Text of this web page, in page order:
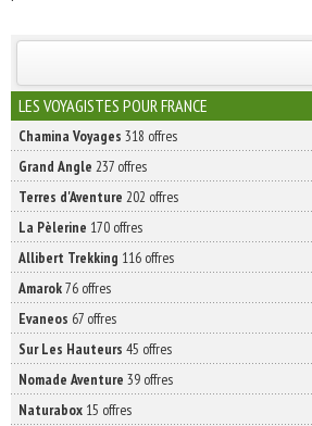
INSCRIVEZ-VOUS | ABONNEZ-VOUS
LES VOYAGISTES POUR FRANCE
Chamina Voyages 318 offres
Grand Angle 237 offres
Terres d'Aventure 202 offres
La Pèlerine 170 offres
Allibert Trekking 116 offres
Amarok76 offres
Evaneos 67 offres
Sur Les Hauteurs 45 offres
Nomade Aventure 39 offres
Naturabox 15 offres